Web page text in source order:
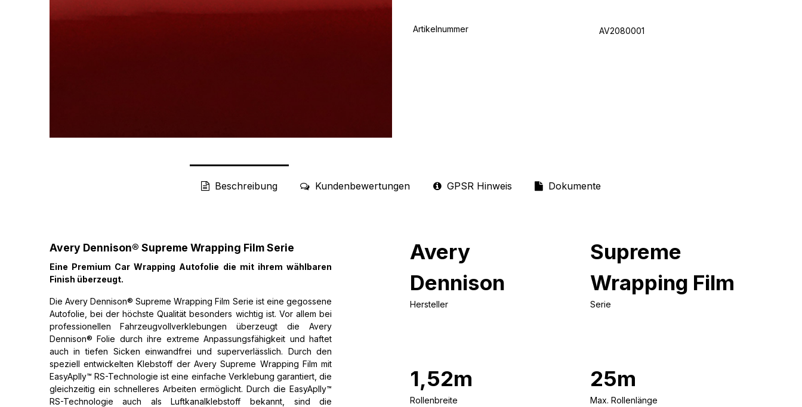
Artikelnummer AV2080001
Beschreibung Kundenbewertungen GPSR Hinweis Dokumente
Avery Dennison® Supreme Wrapping Film Serie
Eine Premium Car Wrapping Autofolie die mit ihrem wählbaren
Finish überzeugt.
Die Avery Dennison® Supreme Wrapping Film Serie ist eine gegossene
Autofolie, bei der höchsteQualität besonders wichtig ist. Vor allem bei
professionellen Fahrzeugvollverklebungen überzeugt die Avery
Dennison® Folie durch ihre extreme Anpassungsfähigkeit und haftet
auch in tiefen Sicken einwandfrei und superverlässlich. Durch den
speziell entwickelten Klebstoff der Avery Supreme Wrapping Film mit
EasyAplly™ RS-Technologie ist eine einfache Verklebung garantiert, die
gleichzeitig ein schnelleres Arbeiten ermöglicht. Durch die EasyAplly™
RS-Technologie auch als Luftkanalklebstoff bekannt, sind die
Avery
Dennison
Hersteller
Supreme
Wrapping Film
Serie
1,52m
Rollenbreite
25m
Max. Rollenlänge